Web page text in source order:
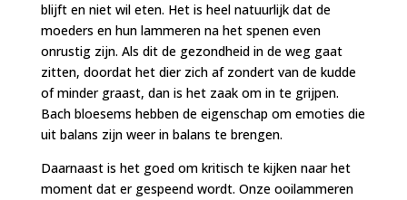
blijft en niet wil eten. Het is heel natuurlijk dat de
moeders en hun lammeren na het spenen even
onrustig zijn. Als dit de gezondheid in de weg gaat
zitten, doordat het dier zich af zondert van de kudde
of minder graast, dan is het zaak om in te grijpen.
Bach bloesems hebben de eigenschap om emoties die
uit balans zijn weer in balans te brengen.
Daarnaast is het goed om kritisch te kijken naar het
moment dat er gespeend wordt. Onze ooilammeren